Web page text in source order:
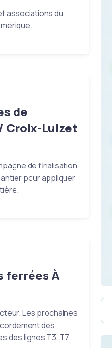
associations du
de
Croix-Luizet
de finalisation
pour appliquer
ferrées À
Les prochaines
des
des lignes T3, T7